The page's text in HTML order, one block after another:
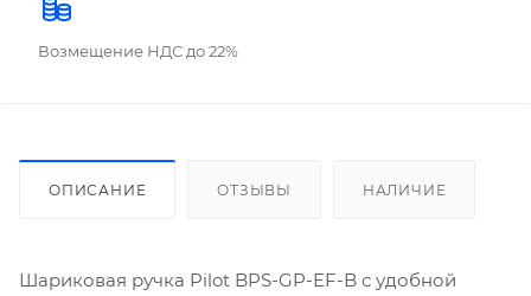
Возмещение НДС до 22%
ОПИСАНИЕ ОТЗЫВЫ НАЛИЧИЕ
Шариковая ручка Pilot BPS-GP-EF-B с удобной